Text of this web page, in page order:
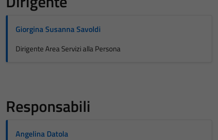
Giorgina Susanna Savoldi
Dirigente Area Servizi alla Persona
Responsabili
Angelina Datola